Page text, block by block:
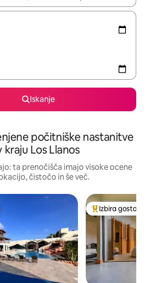
Iskanje
počitniške nastanitve
kraju Los Llanos
ta prenočišča imajo visoke ocene
čistočo in še več.
prenočišča z značko »Izbira gostov«
Najbolj
Izbira gostov